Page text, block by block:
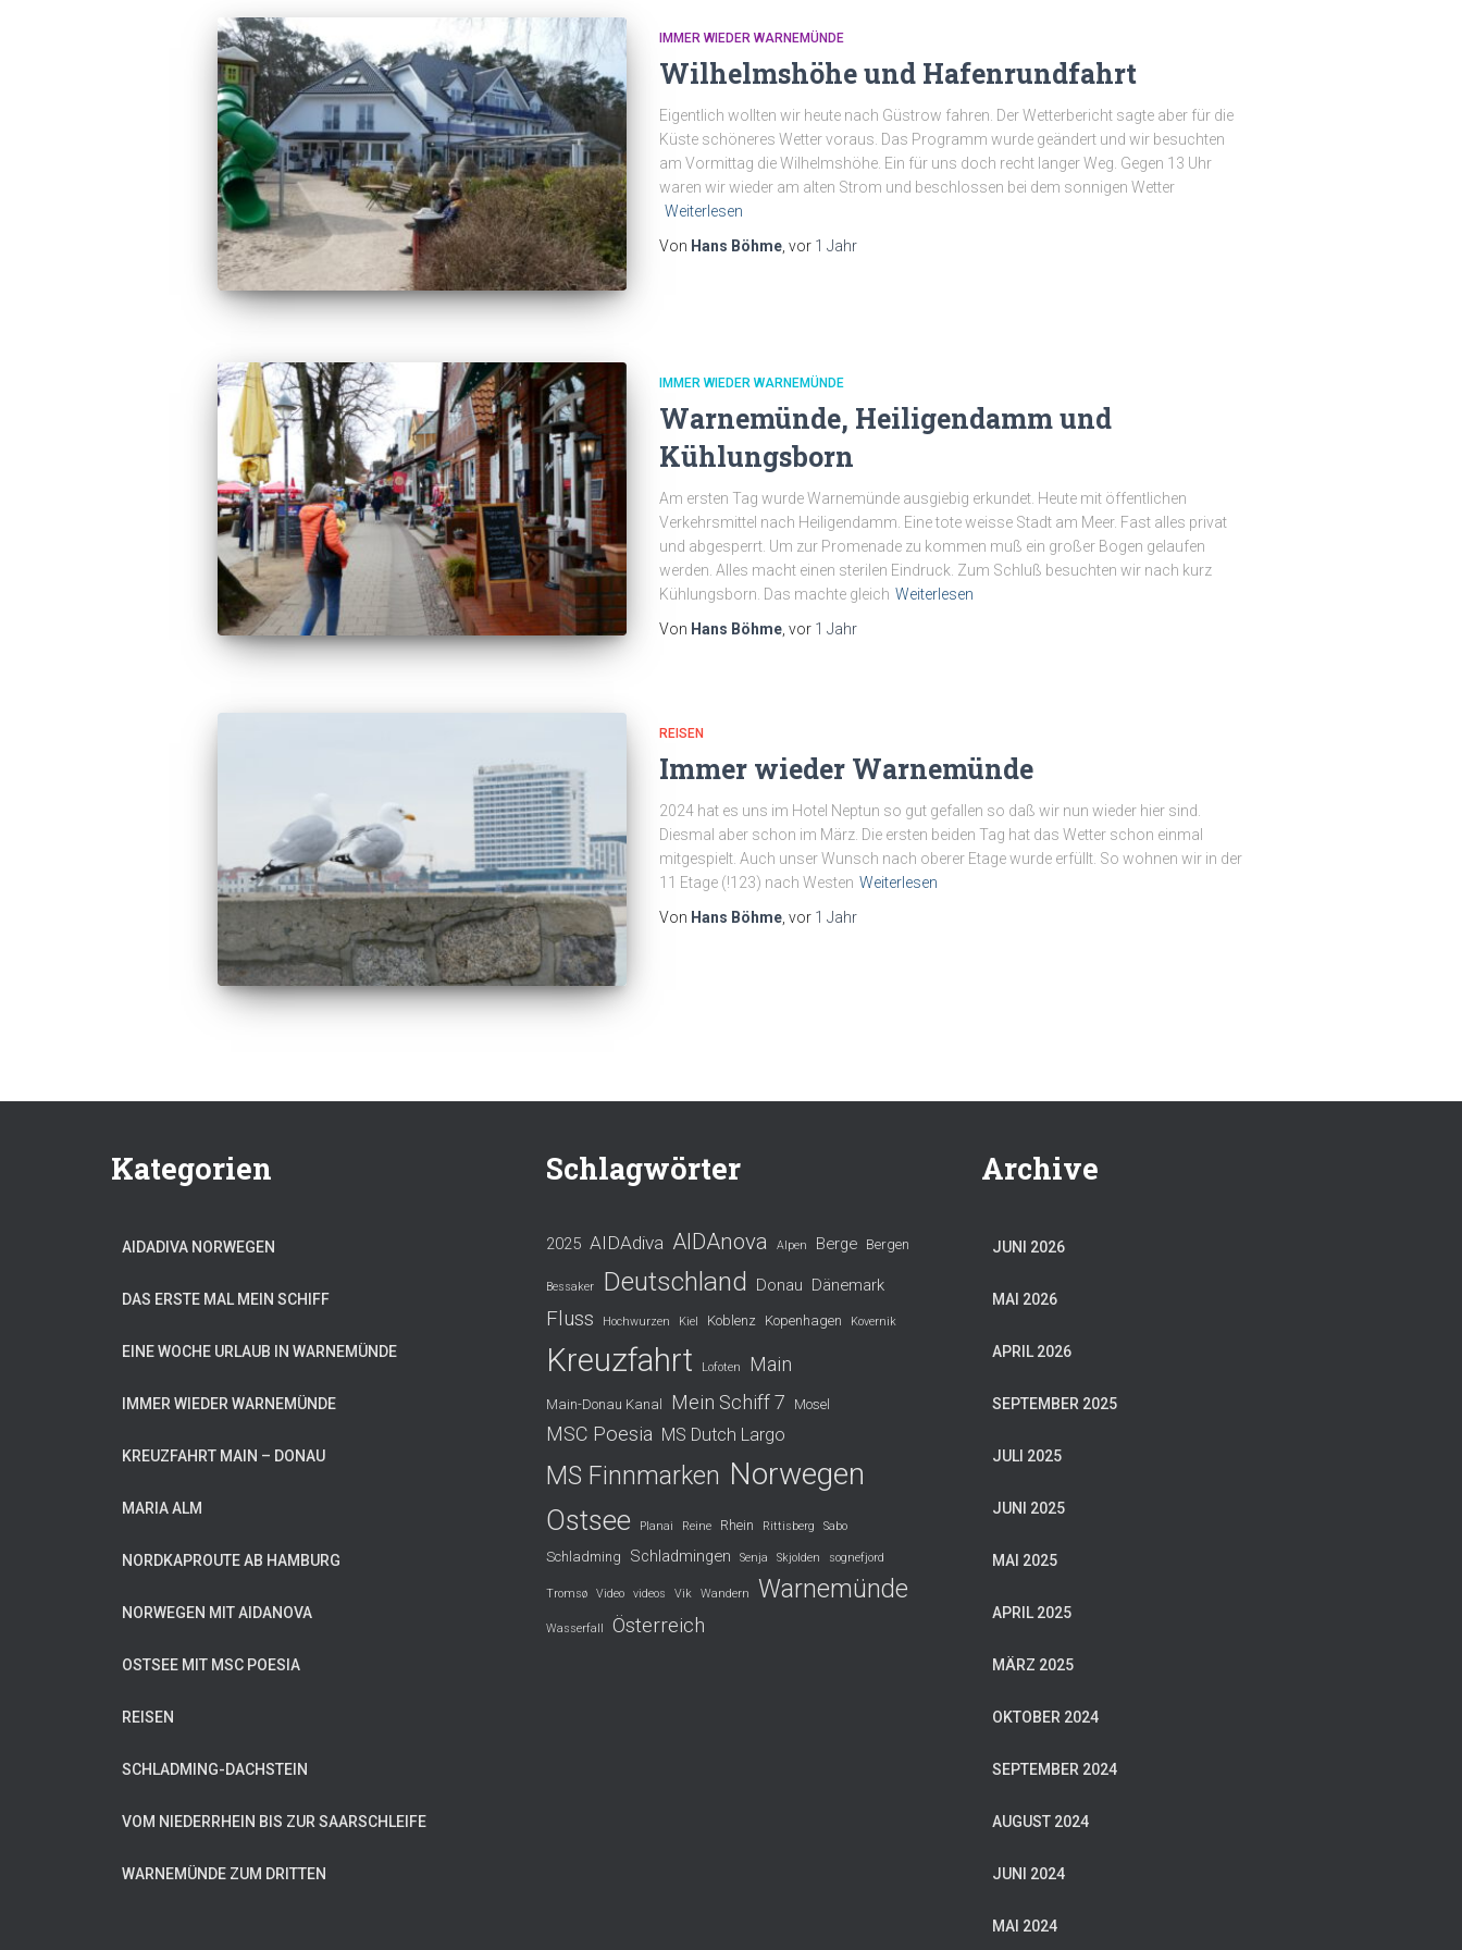
IMMER WIEDER WARNEMÜNDE
Wilhelmshöhe und Hafenrundfahrt
Eigentlich wollten wir heute nach Güstrow fahren. Der Wetterbericht sagte aber für die
Küste schöneres Wetter voraus. Das Programm wurde geändert und wir besuchten
am Vormittag die Wilhelmshöhe. Ein für uns doch recht langer Weg. Gegen 13 Uhr
waren wir wieder am alten Strom und beschlossen bei dem sonnigen Wetter
Weiterlesen
Von Hans Böhme, vor 1 Jahr
IMMER WIEDER WARNEMÜNDE
Warnemünde, Heiligendamm und
Kühlungsborn
Am ersten Tag wurde Warnemünde ausgiebig erkundet. Heute mit öffentlichen
Verkehrsmittel nach Heiligendamm. Eine tote weisse Stadt am Meer. Fast alles privat
und abgesperrt. Um zur Promenade zu kommen muß ein großer Bogen gelaufen
werden. Alles macht einen sterilen Eindruck. Zum Schluß besuchten wir nach kurz
Kühlungsborn. Das machte gleich Weiterlesen
Von Hans Böhme, vor 1 Jahr
REISEN
Immer wieder Warnemünde
2024 hat es uns im Hotel Neptun so gut gefallen so daß wir nun wieder hier sind.
Diesmal aber schon im März. Die ersten beiden Tag hat das Wetter schon einmal
mitgespielt. Auch unser Wunsch nach oberer Etage wurde erfüllt. So wohnen wir in der
11 Etage (!123) nach Westen Weiterlesen
Von Hans Böhme, vor 1 Jahr
Kategorien
AIDADIVA NORWEGEN
DAS ERSTE MAL MEIN SCHIFF
EINE WOCHE URLAUB IN WARNEMÜNDE
IMMER WIEDER WARNEMÜNDE
KREUZFAHRT MAIN – DONAU
MARIA ALM
NORDKAPROUTE AB HAMBURG
NORWEGEN MIT AIDANOVA
OSTSEE MIT MSC POESIA
REISEN
SCHLADMING-DACHSTEIN
VOM NIEDERRHEIN BIS ZUR SAARSCHLEIFE
WARNEMÜNDE ZUM DRITTEN
Schlagwörter
2025 AIDAdiva AIDAnova Alpen Berge Bergen
Bessaker Deutschland Donau Dänemark
Fluss Hochwurzen Kiel Koblenz Kopenhagen Kovernik
Kreuzfahrt Lofoten Main
Main-Donau Kanal Mein Schiff 7 Mosel
MSC Poesia MS Dutch Largo
MS Finnmarken Norwegen
Ostsee Planai Reine Rhein Rittisberg Sabo
Schladming Schladmingen Senja Skjolden sognefjord
Tromsø Video videos Vik Wandern Warnemünde
Wasserfall Österreich
Archive
JUNI 2026
MAI 2026
APRIL 2026
SEPTEMBER 2025
JULI 2025
JUNI 2025
MAI 2025
APRIL 2025
MÄRZ 2025
OKTOBER 2024
SEPTEMBER 2024
AUGUST 2024
JUNI 2024
MAI 2024